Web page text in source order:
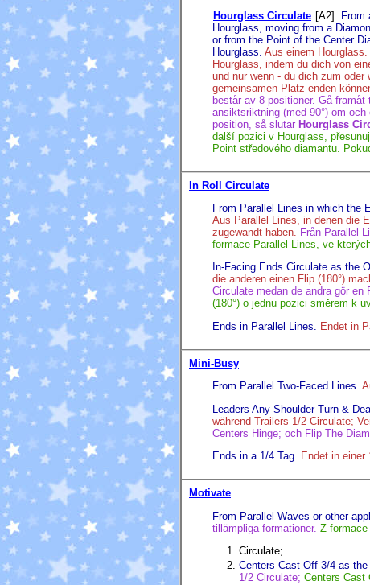
Hourglass Circulate [A2]: From
Hourglass, moving from a
or from the Point of the Center
Hourglass. Aus einem
Hourglass, indem du dich von
und nur wenn - du dich zum
gemeinsamen Platz enden
består av 8 positioner. Gå
ansiktsriktning (med 90°) om
position, så slutar Hourglass
další pozici v Hourglass,
Point středového diamantu.
In Roll Circulate
From Parallel Lines in which the
Aus Parallel Lines, in denen die
zugewandt haben. Från Parallel
formace Parallel Lines, ve
In-Facing Ends Circulate as the
die anderen einen Flip (180°)
Circulate medan de andra gör
(180°) o jednu pozici směrem k
Ends in Parallel Lines.
Endet in
Mini-Busy
From Parallel Two-Faced Lines.
Leaders Any Shoulder Turn &
während Trailers 1/2 Circulate;
Centers Hinge; och Flip The
Ends in a 1/4 Tag. Endet in einer
Motivate
From Parallel Waves or other
tillämpliga formationer. Z
Circulate;
Centers Cast Off 3/4 as
1/2 Circulate; Centers Cast